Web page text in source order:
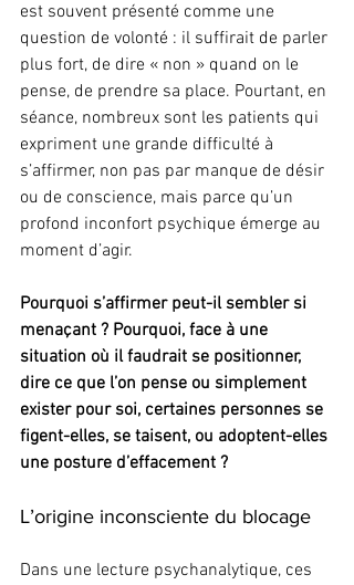
est souvent présenté comme une
question de volonté : il suffirait de parler
plus fort, de dire « non » quand on le
pense, de prendre sa place. Pourtant, en
séance, nombreux sont les patients qui
expriment une grande difficulté à
s’affirmer, non pas par manque de désir
ou de conscience, mais parce qu’un
profond inconfort psychique émerge au
moment d’agir.
Pourquoi s’affirmer peut-il sembler si
menaçant ? Pourquoi, face à une
situation où il faudrait se positionner,
dire ce que l’on pense ou simplement
exister pour soi, certaines personnes se
figent-elles, se taisent, ou adoptent-elles
une posture d’effacement ?
L’origine inconsciente du blocage
Dans une lecture psychanalytique, ces